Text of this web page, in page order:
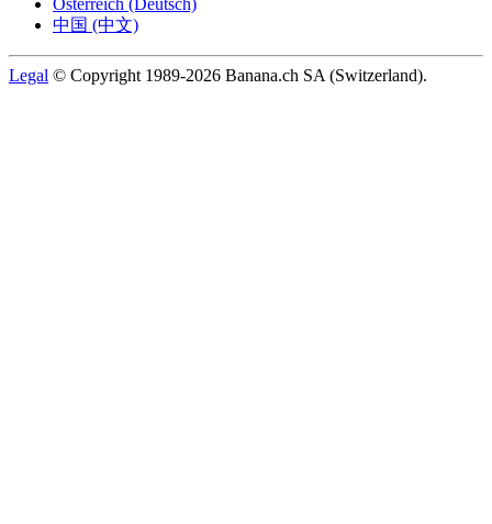
中国 (中文)
Legal © Copyright 1989-2026 Banana.ch SA (Switzerland).